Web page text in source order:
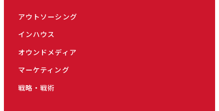
アウトソーシング
インハウス
オウンドメディア
マーケティング
戦略・戦術